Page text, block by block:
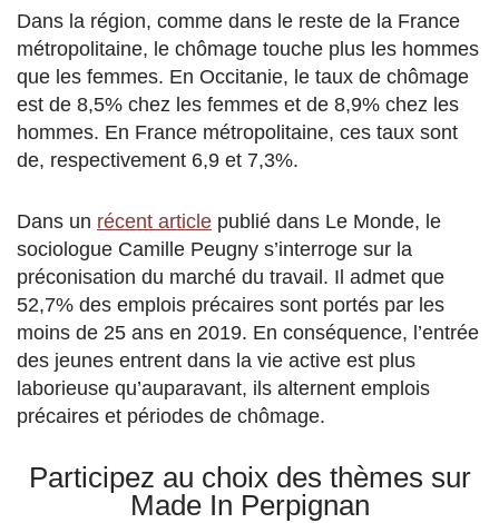
Dans la région, comme dans le reste de la France
métropolitaine, le chômage touche plus les hommes
que les femmes. En Occitanie, le taux de chômage
est de 8,5% chez les femmes et de 8,9% chez les
hommes. En France métropolitaine, ces taux sont
de, respectivement 6,9 et 7,3%.
Dans un récent article publié dans Le Monde, le
sociologue Camille Peugny s’interroge sur la
préconisation du marché du travail. Il admet que
52,7% des emplois précaires sont portés par les
moins de 25 ans en 2019. En conséquence, l’entrée
des jeunes entrent dans la vie active est plus
laborieuse qu’auparavant, ils alternent emplois
précaires et périodes de chômage.
Participez au choix des thèmes sur
Made In Perpignan